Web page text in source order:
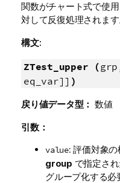
関数がチャート式で使
対して反復処理されます
構文:
ZTest_upper (
eq_var]] )
戻り値データ型： 数値
引数：
value: 評価対象の
group で指定さ
グループ化する